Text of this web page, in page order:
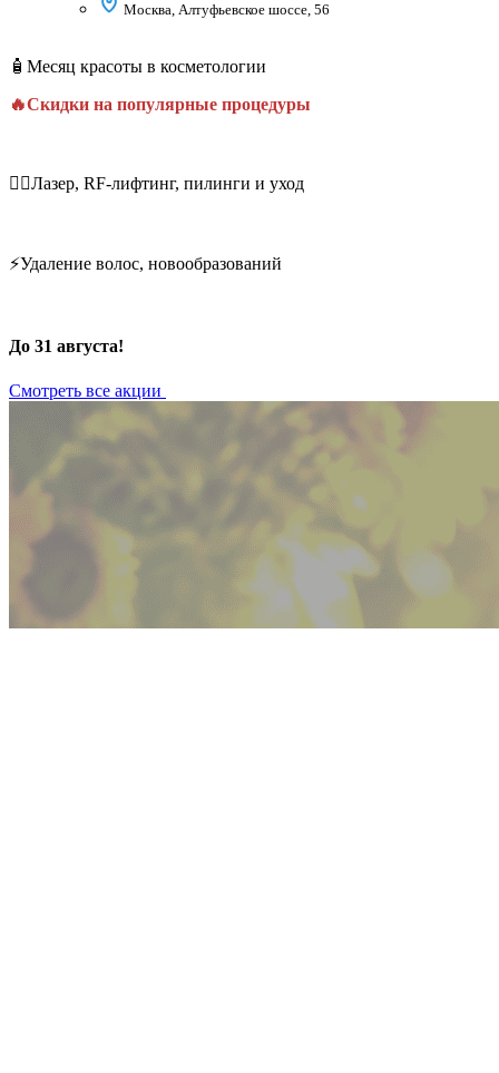
Москва, Алтуфьевское шоссе, 56
🧴Месяц красоты в косметологии
🔥Скидки на популярные процедуры
💆‍♀️Лазер, RF-лифтинг, пилинги и уход
⚡Удаление волос, новообразований
До 31 августа!
Смотреть все акции